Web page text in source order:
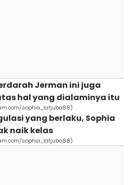
Jerman ini juga
hal yang dialaminya itu
sophia_latjuba88)
yang berlaku, Sophia
naik kelas
sophia_latjuba88)